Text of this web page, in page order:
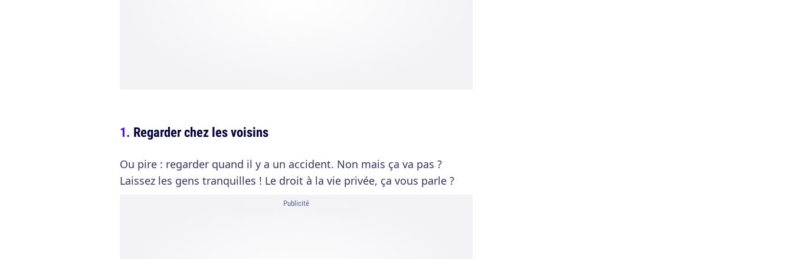
Regarder chez les voisins
Ou pire : regarder quand il y a un accident. Non mais ça va pas ?
Laissez les gens tranquilles ! Le droit à la vie privée, ça vous parle ?
Publicité